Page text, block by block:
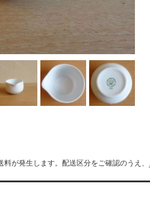
が発生します。配送区分をご確認のうえ、